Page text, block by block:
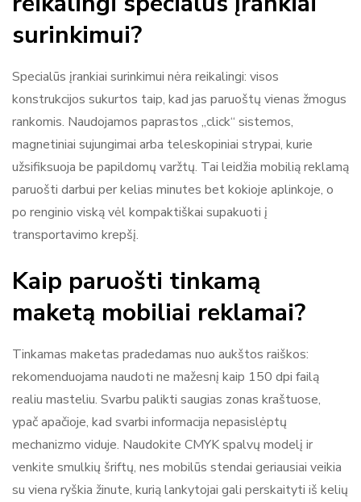
surinkimui?
Specialūs įrankiai surinkimui nėra reikalingi: visos
konstrukcijos sukurtos taip, kad jas paruoštų vienas žmogus
rankomis. Naudojamos paprastos „click“ sistemos,
magnetiniai sujungimai arba teleskopiniai strypai, kurie
užsifiksuoja be papildomų varžtų. Tai leidžia mobilią reklamą
paruošti darbui per kelias minutes bet kokioje aplinkoje, o
po renginio viską vėl kompaktiškai supakuoti į
transportavimo krepšį.
Kaip paruošti tinkamą
maketą mobiliai reklamai?
Tinkamas maketas pradedamas nuo aukštos raiškos:
rekomenduojama naudoti ne mažesnį kaip 150 dpi failą
realiu masteliu. Svarbu palikti saugias zonas kraštuose,
ypač apačioje, kad svarbi informacija nepasislėptų
mechanizmo viduje. Naudokite CMYK spalvų modelį ir
venkite smulkių šriftų, nes mobilūs stendai geriausiai veikia
su viena ryškia žinute, kurią lankytojai gali perskaityti iš kelių